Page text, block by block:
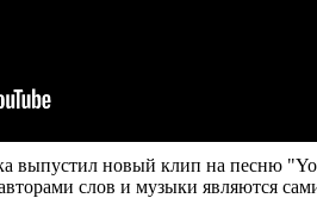
новый клип на песню
слов и музыки являются